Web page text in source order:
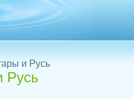
и Русь
Русь